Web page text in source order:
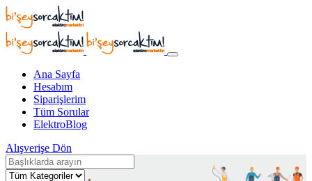
Ana Sayfa
Hesabım
Siparişlerim
Tüm Sorular
ElektroBlog
Alışverişe Dön